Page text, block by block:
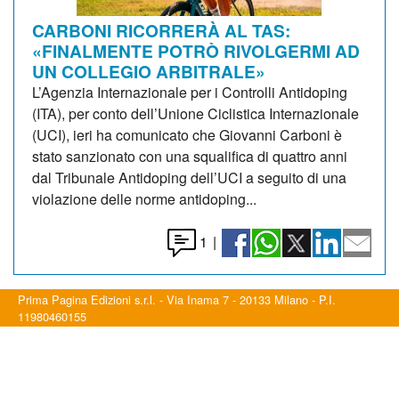
CARBONI RICORRERÀ AL TAS:
«FINALMENTE POTRÒ RIVOLGERMI AD
UN COLLEGIO ARBITRALE»
L’Agenzia Internazionale per i Controlli Antidoping
(ITA), per conto dell’Unione Ciclistica Internazionale
(UCI), ieri ha comunicato che Giovanni Carboni è
stato sanzionato con una squalifica di quattro anni
dal Tribunale Antidoping dell’UCI a seguito di una
violazione delle norme antidoping...
1 |
Prima Pagina Edizioni s.r.l. - Via Inama 7 - 20133 Milano - P.I.
11980460155